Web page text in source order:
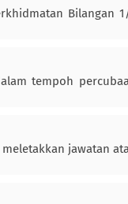
Bilangan
tempoh
jawatan